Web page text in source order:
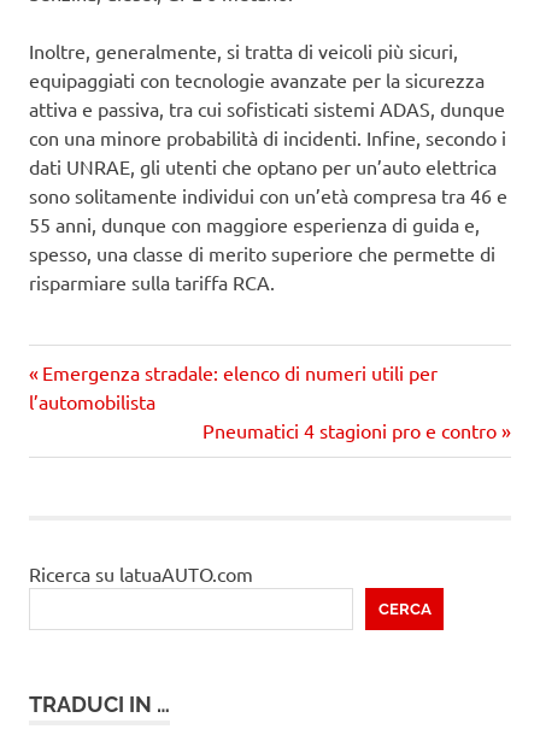
Inoltre, generalmente, si tratta di veicoli più sicuri,
equipaggiati con tecnologie avanzate per la sicurezza
attiva e passiva, tra cui sofisticati sistemi ADAS, dunque
con una minore probabilità di incidenti. Infine, secondo i
dati UNRAE, gli utenti che optano per un’auto elettrica
sono solitamente individui con un’età compresa tra 46 e
55 anni, dunque con maggiore esperienza di guida e,
spesso, una classe di merito superiore che permette di
risparmiare sulla tariffa RCA.
Navigazione
Precedente
articolo:
Emergenza stradale: elenco di numeri utili per
l’automobilista
Prossimo
articolo
Pneumatici 4 stagioni pro e contro
Ricerca su latuaAUTO.com
CERCA
TRADUCI IN …